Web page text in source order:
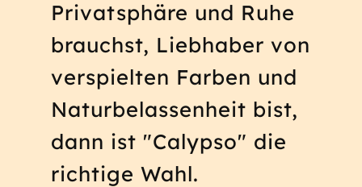
Privatsphäre und Ruhe
brauchst, Liebhaber von
verspielten Farben und
Naturbelassenheit bist,
dann ist "Calypso" die
richtige Wahl.